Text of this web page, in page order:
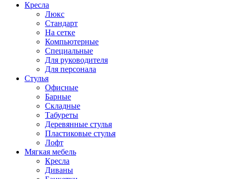
Кресла
Люкс
Стандарт
На сетке
Компьютерные
Специальные
Для руководителя
Для персонала
Стулья
Офисные
Барные
Складные
Табуреты
Деревянные стулья
Пластиковые стулья
Лофт
Мягкая мебель
Кресла
Диваны